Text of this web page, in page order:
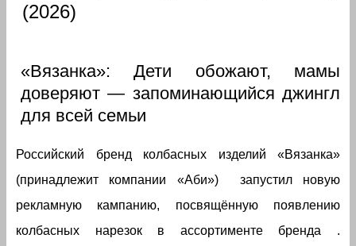
(2026)
«Вязанка»: Дети обожают, мамы
доверяют — запоминающийся джингл
для всей семьи
Российский бренд колбасных изделий «Вязанка»
(принадлежит компании «Аби») запустил новую
рекламную кампанию, посвящённую появлению
колбасных нарезок в ассортименте бренда .